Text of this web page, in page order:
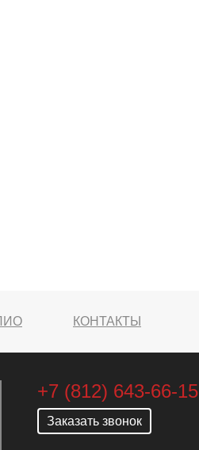
КОНТАКТЫ
+7 (812) 643-66-15
Заказать звонок